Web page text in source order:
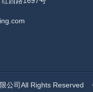
公司All Rights Reserved